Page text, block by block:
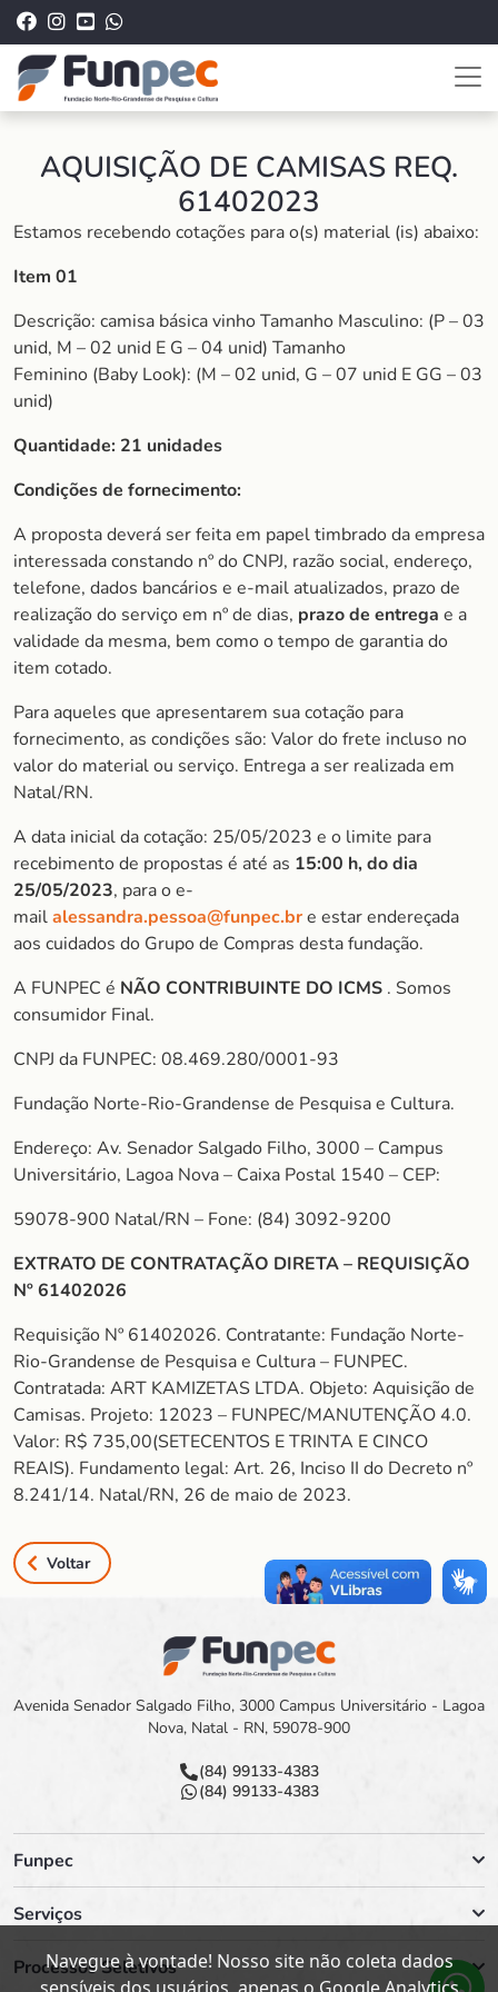
AQUISIÇÃO DE CAMISAS REQ.
61402023
Estamos recebendo cotações para o(s) material (is) abaixo:
Item 01
Descrição: camisa básica vinho Tamanho Masculino: (P – 03
unid, M – 02 unid E G – 04 unid) Tamanho
Feminino (Baby Look): (M – 02 unid, G – 07 unid E GG – 03
unid)
Quantidade: 21 unidades
Condições de fornecimento:
A proposta deverá ser feita em papel timbrado da empresa
interessada constando nº do CNPJ, razão social, endereço,
telefone, dados bancários e e-mail atualizados, prazo de
realização do serviço em nº de dias, prazo de entrega e a
validade da mesma, bem como o tempo de garantia do
item cotado.
Para aqueles que apresentarem sua cotação para
fornecimento, as condições são: Valor do frete incluso no
valor do material ou serviço. Entrega a ser realizada em
Natal/RN.
A data inicial da cotação: 25/05/2023 e o limite para
recebimento de propostas é até as 15:00 h, do dia
25/05/2023, para o e-
mailalessandra.pessoa@funpec.bre estar endereçada
aos cuidados do Grupo de Compras desta fundação.
A FUNPEC é NÃO CONTRIBUINTE DO ICMS . Somos
consumidor Final.
CNPJ da FUNPEC: 08.469.280/0001-93
Fundação Norte-Rio-Grandense de Pesquisa e Cultura.
Endereço: Av. Senador Salgado Filho, 3000 – Campus
Universitário, Lagoa Nova – Caixa Postal 1540 – CEP:
59078-900 Natal/RN – Fone: (84) 3092-9200
EXTRATO DE CONTRATAÇÃO DIRETA – REQUISIÇÃO
Nº 61402026
Requisição Nº 61402026. Contratante: Fundação Norte-
Rio-Grandense de Pesquisa e Cultura – FUNPEC.
Contratada: ART KAMIZETAS LTDA. Objeto: Aquisição de
Camisas. Projeto: 12023 – FUNPEC/MANUTENÇÃO 4.0.
Valor: R$ 735,00(SETECENTOS E TRINTA E CINCO
REAIS). Fundamento legal: Art. 26, Inciso II do Decreto nº
8.241/14. Natal/RN, 26 de maio de 2023.
Voltar
Avenida Senador Salgado Filho, 3000 Campus Universitário - Lagoa
Nova, Natal - RN, 59078-900
(84) 99133-4383
(84) 99133-4383
Funpec
Serviços
Processos Seletivos
Navegue à vontade! Nosso site não coleta dados